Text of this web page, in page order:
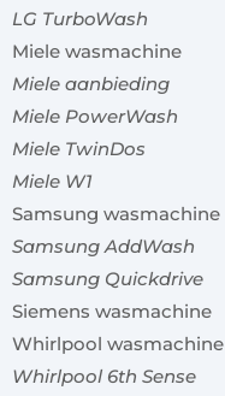
LG TurboWash
Miele wasmachine
Miele aanbieding
Miele PowerWash
Miele TwinDos
Miele W1
Samsung wasmachine
Samsung AddWash
Samsung Quickdrive
Siemens wasmachine
Whirlpool wasmachine
Whirlpool 6th Sense